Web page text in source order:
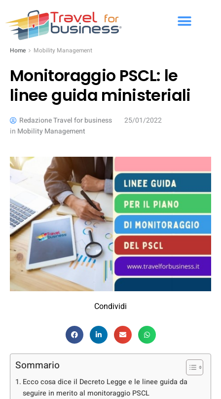
Home Mobility Management
Monitoraggio PSCL: le
linee guida ministeriali
Redazione Travel for business
25/01/2022
in Mobility Management
Condividi
Sommario
Ecco cosa dice il Decreto Legge e le linee guida da
seguire in merito al monitoraggio PSCL